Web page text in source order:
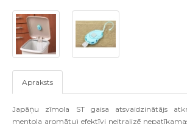
Apraksts
Japāņu zīmola ST gaisa atsvaidzinātājs
mentola aromātu) efektīvi neitralizē